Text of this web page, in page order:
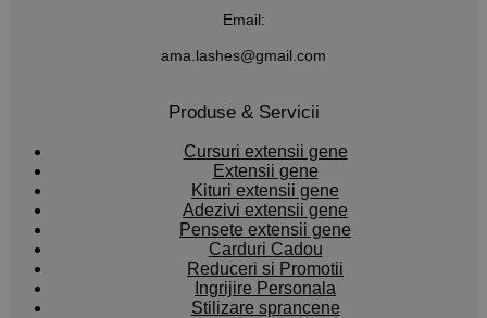
Email:
ama.lashes@gmail.com
Produse & Servicii
Cursuri extensii gene
Extensii gene
Kituri extensii gene
Adezivi extensii gene
Pensete extensii gene
Carduri Cadou
Reduceri si Promotii
Ingrijire Personala
Stilizare sprancene